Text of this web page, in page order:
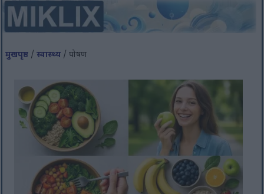
मुखपृष्ठ /स्वास्थ्य / पोषण